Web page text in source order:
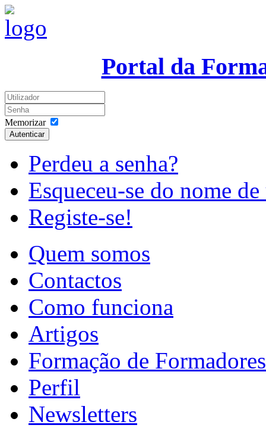
Portal da
Memorizar
Autenticar
Perdeu a senha?
Esqueceu-se do nome
Registe-se!
Quem somos
Contactos
Como funciona
Artigos
Formação de Formadores
Perfil
Newsletters